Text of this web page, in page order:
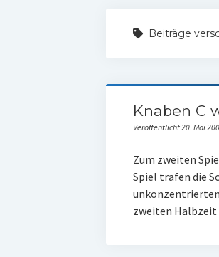
Beiträge
Knaben C
Veröffentlicht 20. Mai
Zum zweiten
Spiel trafen die
zweiten Halbzeit